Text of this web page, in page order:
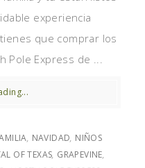
experiencia
que comprar los
Express de ...
, NAVIDAD, NIÑOS
OF TEXAS, GRAPEVINE,